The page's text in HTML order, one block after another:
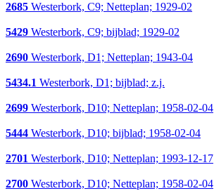
2685 Westerbork, C9; Netteplan; 1929-02
5429 Westerbork, C9; bijblad; 1929-02
2690 Westerbork, D1; Netteplan; 1943-04
5434.1 Westerbork, D1; bijblad; z.j.
2699 Westerbork, D10; Netteplan; 1958-02-04
5444 Westerbork, D10; bijblad; 1958-02-04
2701 Westerbork, D10; Netteplan; 1993-12-17
2700 Westerbork, D10; Netteplan; 1958-02-04